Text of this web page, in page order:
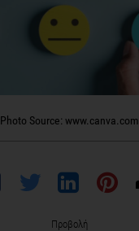
Photo Source: www.canva.com
Προβολή